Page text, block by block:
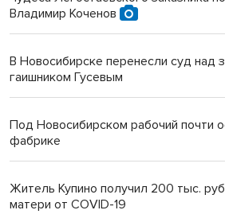
Владимир Коченов
В Новосибирске перенесли суд над
гаишником Гусевым
Под Новосибирском рабочий почти
фабрике
Житель Купино получил 200 тыс.
матери от COVID-19